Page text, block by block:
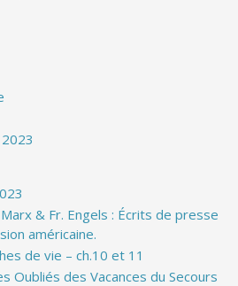
& Fr. Engels : Écrits de presse
américaine.
de vie – ch.10 et 11
Oubliés des Vacances du Secours